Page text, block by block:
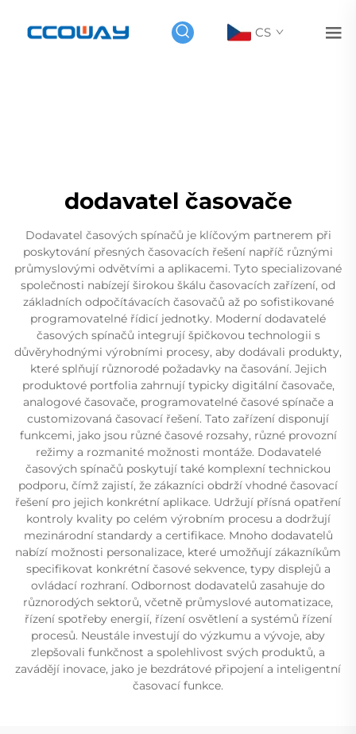
CS
dodavatel časovače
Dodavatel časových spínačů je klíčovým partnerem při
poskytování přesných časovacích řešení napříč různými
průmyslovými odvětvími a aplikacemi. Tyto specializované
společnosti nabízejí širokou škálu časovacích zařízení, od
základních odpočítávacích časovačů až po sofistikované
programovatelné řídicí jednotky. Moderní dodavatelé
časových spínačů integrují špičkovou technologii s
důvěryhodnými výrobními procesy, aby dodávali produkty,
které splňují různorodé požadavky na časování. Jejich
produktové portfolia zahrnují typicky digitální časovače,
analogové časovače, programovatelné časové spínače a
customizovaná časovací řešení. Tato zařízení disponují
funkcemi, jako jsou různé časové rozsahy, různé provozní
režimy a rozmanité možnosti montáže. Dodavatelé
časových spínačů poskytují také komplexní technickou
podporu, čímž zajistí, že zákazníci obdrží vhodné časovací
řešení pro jejich konkrétní aplikace. Udržují přísná opatření
kontroly kvality po celém výrobním procesu a dodržují
mezinárodní standardy a certifikace. Mnoho dodavatelů
nabízí možnosti personalizace, které umožňují zákazníkům
specifikovat konkrétní časové sekvence, typy displejů a
ovládací rozhraní. Odbornost dodavatelů zasahuje do
různorodých sektorů, včetně průmyslové automatizace,
řízení spotřeby energií, řízení osvětlení a systémů řízení
procesů. Neustále investují do výzkumu a vývoje, aby
zlepšovali funkčnost a spolehlivost svých produktů, a
zavádějí inovace, jako je bezdrátové připojení a inteligentní
časovací funkce.